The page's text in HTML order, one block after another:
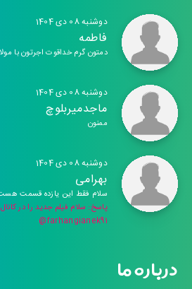
دوشنبه 08 دی 1404
فاطمه
دمتون گرم خداقوت اجرتون با مولا
دوشنبه 08 دی 1404
ماجدمیربلوچ
ممنون
دوشنبه 08 دی 1404
بهرامی
سلام فقط این یازده قسمت
پاسخ: سلام فیلم جدید را در کانال
farhangianek91@
درباره ما